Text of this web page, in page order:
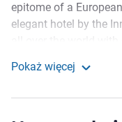
Opis
epitome of a
elegant hotel by the
cultural and
Pokaż więcej